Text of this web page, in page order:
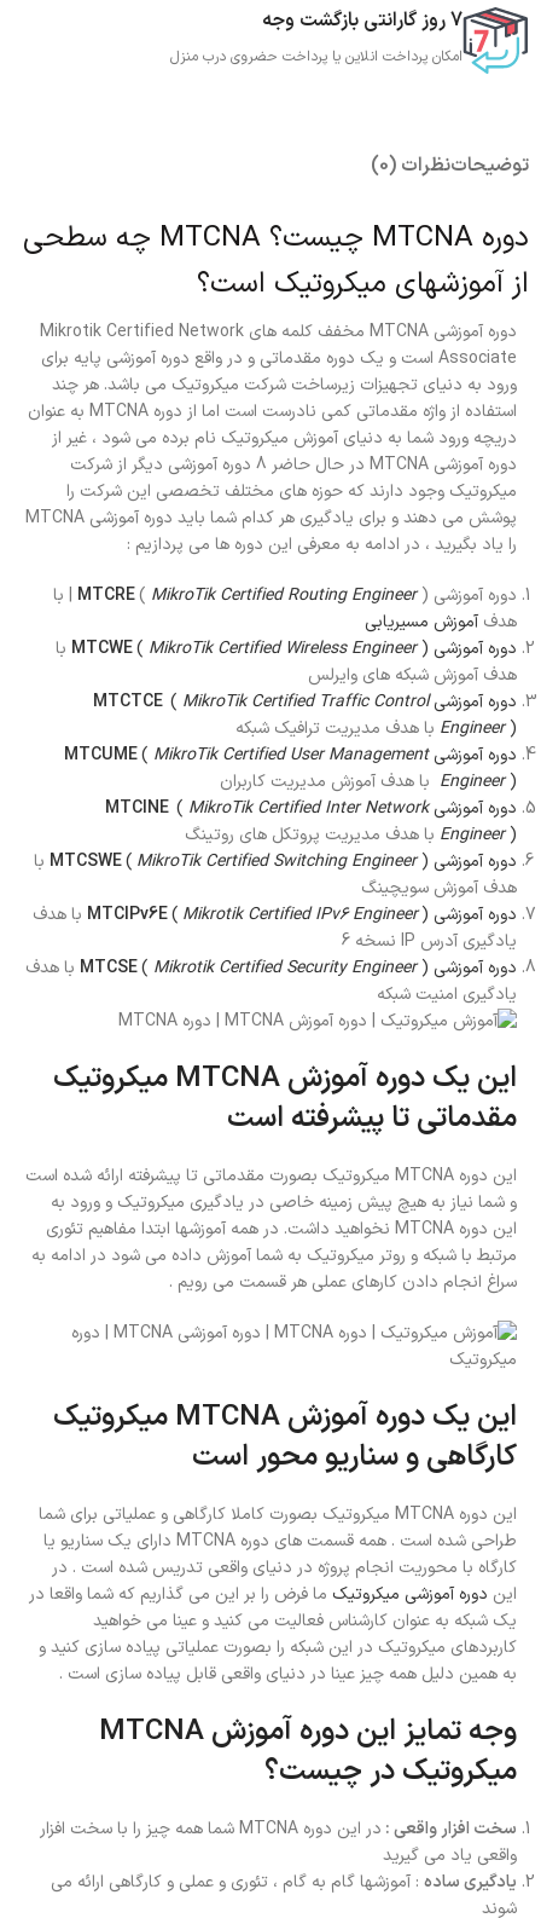
7 روز گارانتی بازگشت وجه
امکان پرداخت انلاین یا پرداخت حضروی درب منزل
توضیحاتنظرات (0)
دوره MTCNA چیست؟ MTCNA چه سطحی
از آموزشهای میکروتیک است؟
دوره آموزشی MTCNA مخفف کلمه های Mikrotik Certified Network
Associate است و یک دوره مقدماتی و در واقع دوره آموزشی پایه برای
ورود به دنیای تجهیزات زیرساخت شرکت میکروتیک می باشد. هر چند
استفاده از واژه مقدماتی کمی نادرست است اما از دوره MTCNA به عنوان
دریچه ورود شما به دنیای آموزش میکروتیک نام برده می شود ، غیر از
دوره آموزشی MTCNA در حال حاضر 8 دوره آموزشی دیگر از شرکت
میکروتیک وجود دارند که حوزه های مختلف تخصصی این شرکت را
پوشش می دهند و برای یادگیری هر کدام شما باید دوره آموزشی MTCNA
را یاد بگیرید ، در ادامه به معرفی این دوره ها می پردازیم :
دوره آموزشی
MTCRE( MikroTik Certified Routing Engineer
) | با
هدف آموزش مسیریابی
دوره آموزشی
MTCWE( MikroTik Certified Wireless Engineer)
با
هدف آموزش شبکه های وایرلس
دوره آموزشی
MTCTCE ( MikroTik Certified Traffic Control
Engineer)
با هدف مدیریت ترافیک شبکه
دوره آموزشی
MTCUME( MikroTik Certified User Management
Engineer)
با هدف آموزش مدیریت کاربران
دوره آموزشی
MTCINE ( MikroTik Certified Inter Network
Engineer)
با هدف مدیریت پروتکل های روتینگ
دوره آموزشی
MTCSWE( MikroTik Certified Switching Engineer)
با
هدف آموزش سویچینگ
دوره آموزشی
MTCIPv6E( Mikrotik Certified IPv6 Engineer)
با هدف
یادگیری آدرس IP نسخه 6
دوره آموزشی
MTCSE( Mikrotik Certified Security Engineer)
با هدف
یادگیری امنیت شبکه
این یک دوره آموزشMTCNA میکروتیک
مقدماتی تا پیشرفته است
این دوره MTCNA میکروتیک بصورت مقدماتی تا پیشرفته ارائه شده است
و شما نیاز به هیچ پیش زمینه خاصی در یادگیری میکروتیک و ورود به
این دوره MTCNA نخواهید داشت. در همه آموزشها ابتدا مفاهیم تئوری
مرتبط با شبکه و روتر میکروتیک به شما آموزش داده می شود در ادامه به
سراغ انجام دادن کارهای عملی هر قسمت می رویم .
این یک دوره آموزشMTCNA میکروتیک
کارگاهی و سناریو محور است
این دوره MTCNA میکروتیک بصورت کاملا کارگاهی و عملیاتی برای شما
طراحی شده است . همه قسمت های دوره MTCNA دارای یک سناریو یا
کارگاه با محوریت انجام پروژه در دنیای واقعی تدریس شده است . در
این دوره آموزشی میکروتیک ما فرض را بر این می گذاریم که شما واقعا در
یک شبکه به عنوان کارشناس فعالیت می کنید و عینا می خواهید
کاربردهای میکروتیک در این شبکه را بصورت عملیاتی پیاده سازی کنید و
به همین دلیل همه چیز عینا در دنیای واقعی قابل پیاده سازی است .
وجه تمایز این دوره آموزش MTCNA
میکروتیک در چیست؟
سخت افزار واقعی :
در این دوره MTCNA شما همه چیز را با سخت افزار
واقعی یاد می گیرید
یادگیری ساده : آموزشها گام به گام ، تئوری و عملی و کارگاهی ارائه می
شوند